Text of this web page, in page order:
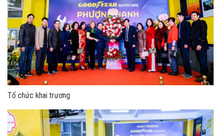
Tổ chức khai trương